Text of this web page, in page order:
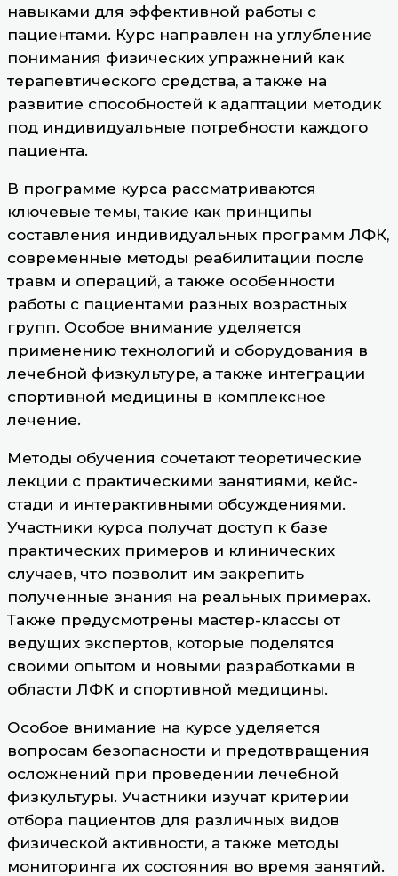
навыками для эффективной работы с
пациентами. Курс направлен на углубление
понимания физических упражнений как
терапевтического средства, а также на
развитие способностей к адаптации методик
под индивидуальные потребности каждого
пациента.
В программе курса рассматриваются
ключевые темы, такие как принципы
составления индивидуальных программ ЛФК,
современные методы реабилитации после
травм и операций, а также особенности
работы с пациентами разных возрастных
групп. Особое внимание уделяется
применению технологий и оборудования в
лечебной физкультуре, а также интеграции
спортивной медицины в комплексное
лечение.
Методы обучения сочетают теоретические
лекции с практическими занятиями, кейс-
стади и интерактивными обсуждениями.
Участники курса получат доступ к базе
практических примеров и клинических
случаев, что позволит им закрепить
полученные знания на реальных примерах.
Также предусмотрены мастер-классы от
ведущих экспертов, которые поделятся
своими опытом и новыми разработками в
области ЛФК и спортивной медицины.
Особое внимание на курсе уделяется
вопросам безопасности и предотвращения
осложнений при проведении лечебной
физкультуры. Участники изучат критерии
отбора пациентов для различных видов
физической активности, а также методы
мониторинга их состояния во время занятий.